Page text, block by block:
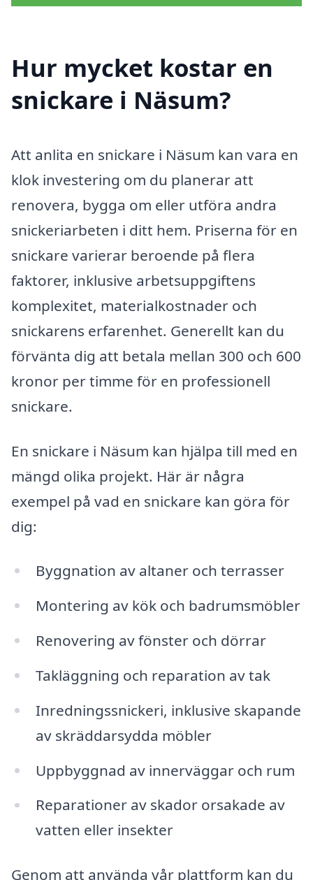
Hur mycket kostar en
snickare i Näsum?
Att anlita en snickare i Näsum kan vara en
klok investering om du planerar att
renovera, bygga om eller utföra andra
snickeriarbeten i ditt hem. Priserna för en
snickare varierar beroende på flera
faktorer, inklusive arbetsuppgiftens
komplexitet, materialkostnader och
snickarens erfarenhet. Generellt kan du
förvänta dig att betala mellan 300 och 600
kronor per timme för en professionell
snickare.
En snickare i Näsum kan hjälpa till med en
mängd olika projekt. Här är några
exempel på vad en snickare kan göra för
dig:
Byggnation av altaner och terrasser
Montering av kök och badrumsmöbler
Renovering av fönster och dörrar
Takläggning och reparation av tak
Inredningssnickeri, inklusive skapande
av skräddarsydda möbler
Uppbyggnad av innerväggar och rum
Reparationer av skador orsakade av
vatten eller insekter
Genom att använda vår plattform kan du